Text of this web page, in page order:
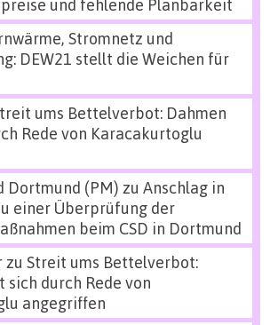
und fehlende Planbarkeit
Stromnetz und
DEW21 stellt die Weichen für
ums Bettelverbot: Dahmen
Rede von Karacakurtoglu
Dortmund (PM) zu Anschlag in
einer Überprüfung der
beim CSD in Dortmund
zu Streit ums Bettelverbot:
sich durch Rede von
angegriffen